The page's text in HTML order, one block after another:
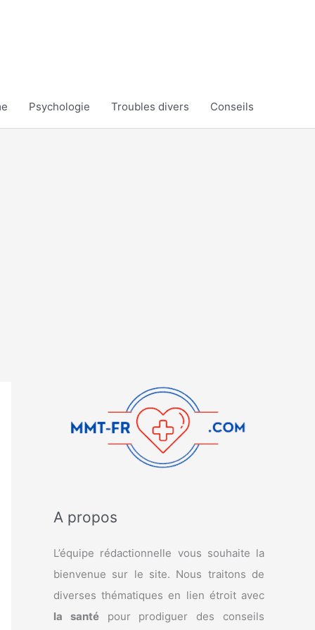
Psychologie Troubles divers Conseils
A propos
L’équipe rédactionnelle vous souhaite la
bienvenue sur le site. Nous traitons de
diverses thématiques en lien étroit avec
la santépour prodiguer des conseils